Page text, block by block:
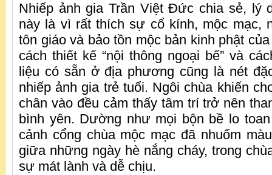
Nhiếp ảnh gia Trần Việt Đức chia sẻ, lý
này là vì rất thích sự cổ kính, mộc mạc,
tôn giáo và bảo tồn mộc bản kinh phật
cách thiết kế “nội thông ngoại bế” và
liệu có sẵn ở địa phương cũng là nét
nhiếp ảnh gia trẻ tuổi. Ngôi chùa khiến
chân vào đều cảm thấy tâm trí trở nên
bình yên. Dường như mọi bộn bề lo
cảnh cổng chùa mộc mạc đã nhuốm
giữa những ngày hè nắng cháy, trong
sự mát lành và dễ chịu.